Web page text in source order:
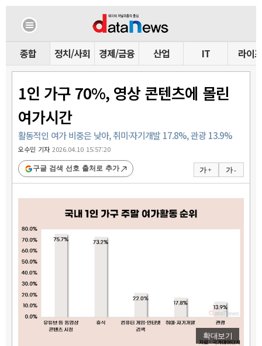
종합 정치/사회 경제/금융 산업 IT 라이프
1인 가구 70%, 영상 콘텐츠에 몰린
여가시간
활동적인 여가 비중은 낮아, 취미·자기개발 17.8%, 관광 13.9%
오수민 기자2026.04.10 15:57:20
가 + 가 -
구글 검색 선호 출처로 추가
확대보기